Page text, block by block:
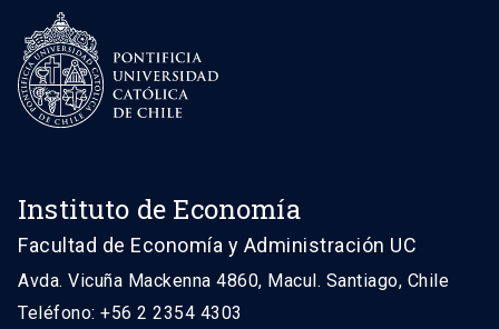
Instituto de Economía
Facultad de Economía y Administración UC
Avda. Vicuña Mackenna 4860, Macul. Santiago, Chile
Teléfono: +56 2 2354 4303